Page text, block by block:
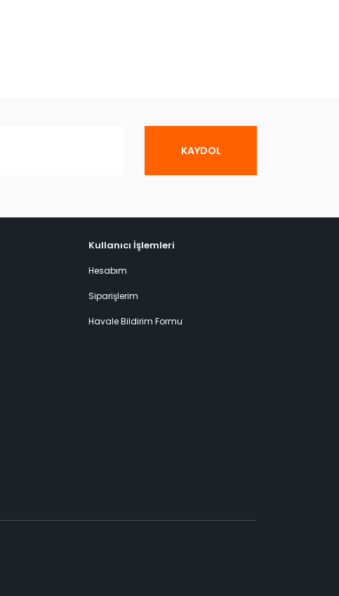
KAYDOL
Kullanıcı İşlemleri
Hesabım
Siparişlerim
Havale Bildirim Formu